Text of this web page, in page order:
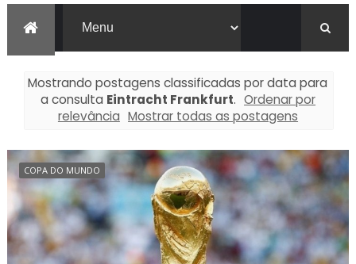
Mostrando postagens classificadas por data para
a consulta Eintracht Frankfurt. Ordenar por
relevância Mostrar todas as postagens
COPA DO MUNDO